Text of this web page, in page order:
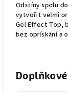
Odstíny spolu
vytvořit velmi
Gel Effect Top,
bez oprískání a